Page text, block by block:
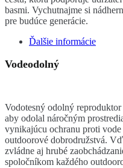
basmi. Vychutnajme si
pre budúce generácie.
Ďalšie informácie
Vodeodolný
Vodotesný odolný
aby odolal náročným
vynikajúcu ochranu proti
outdoorové dobrodružstvá.
zvládne aj hrubé
spoločníkom každého